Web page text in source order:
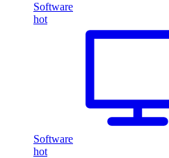
Software
hot
Software
hot